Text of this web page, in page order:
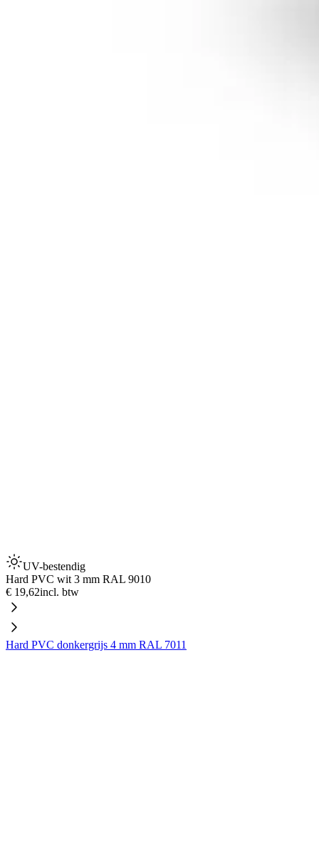
UV-bestendig
Hard PVC wit 3 mm RAL 9010
€ 19,62incl. btw
Hard PVC donkergrijs 4 mm RAL 7011